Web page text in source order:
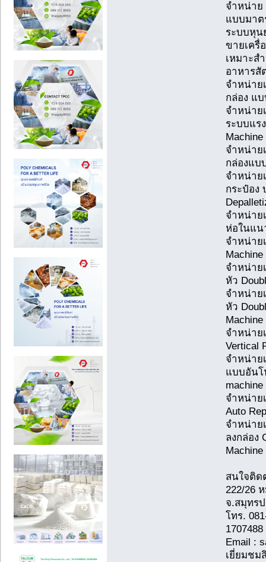
จำหน่าย
แบบมาต
ระบบหุน
ขายเครื่
เหมาะส
อาหารสั
จำหน่าย
กล่อง แ
จำหน่าย
ระบบแร
Machine
จำหน่าย
กล่องแบ
จำหน่าย
กระป๋อง
จำหน่าย
ห่อในแน
จำหน่าย
Machine
จำหน่าย
หัว
จำหน่าย
หัว
Machine
จำหน่าย
Vertical
จำหน่าย
แบบอันโ
machine
จำหน่าย
Auto
จำหน่าย
ลงกล่อง
Machine
สนใจติด
222/26
จ.สมุทรป
โทร.
Email :
เยี่ยมช